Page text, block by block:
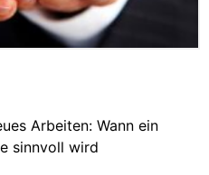
Arbeiten: Wann ein
sinnvoll wird